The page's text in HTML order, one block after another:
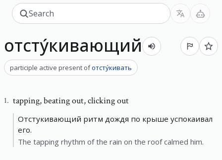
отсту́кивающий
participle active present ofотсту́кивать
1. tapping,beating out, clicking out
Отстукивающий ритм дождя по крыше успокаивал
его.
The tapping rhythm of the rain on the roof calmed him.